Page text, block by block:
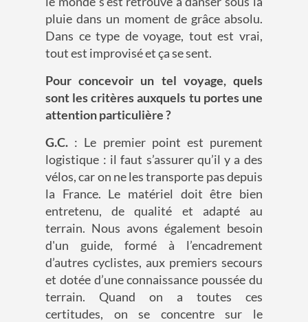
pluie dans un moment de grâce absolu.
Dans ce type de voyage, tout est vrai,
tout est improvisé et ça se sent.
Pour concevoir un tel voyage, quels
sont les critères auxquels tu portes une
attention particulière ?
G.C. : Le premier point est purement
logistique : il faut s’assurer qu’il y a des
vélos, car on ne les transporte pas depuis
la France. Le matériel doit être bien
entretenu, de qualité et adapté au
terrain. Nous avons également besoin
d'un guide, formé à l’encadrement
d’autres cyclistes, aux premiers secours
et dotée d’une connaissance poussée du
terrain. Quand on a toutes ces
certitudes, on se concentre sur le